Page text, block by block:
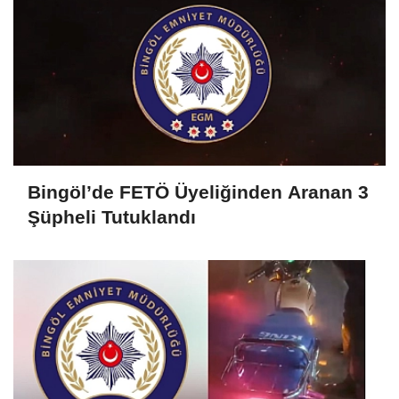
Bingöl’de FETÖ Üyeliğinden Aranan 3
Şüpheli Tutuklandı